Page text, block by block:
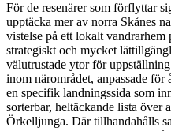
För de resenärer som förflyttar
upptäcka mer av norra Skånes
vistelse på ett lokalt
strategiskt och mycket
välutrustade ytor för
inom närområdet, anpassade
en specifik landningssida som
sorterbar, heltäckande lista över
Örkelljunga. Där tillhandahålls